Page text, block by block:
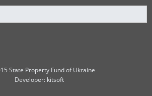
State Property Fund of Ukraine
Developer: kitsoft